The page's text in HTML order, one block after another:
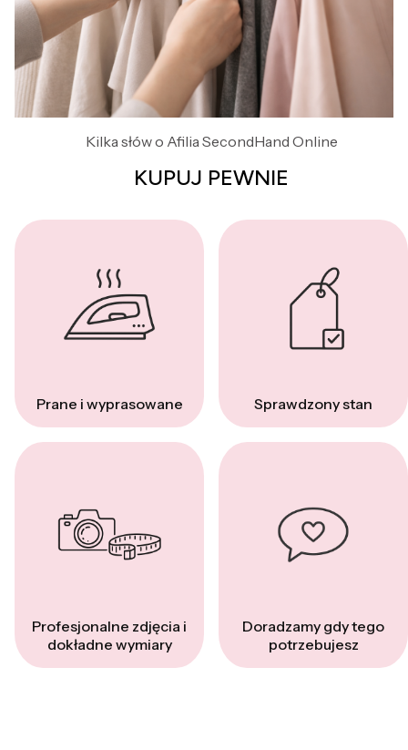
Kilka słów o Afilia SecondHand Online
KUPUJ PEWNIE
Prane i wyprasowane Sprawdzony stan
Profesjonalne zdjęcia i
dokładne wymiary
Doradzamy gdy tego
potrzebujesz